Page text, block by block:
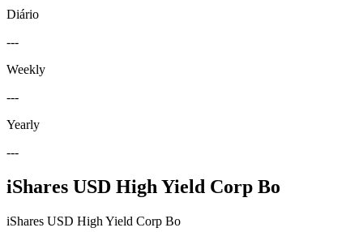
Diário
---
Weekly
---
Yearly
---
iShares USD High Yield Corp Bo
iShares USD High Yield Corp Bo